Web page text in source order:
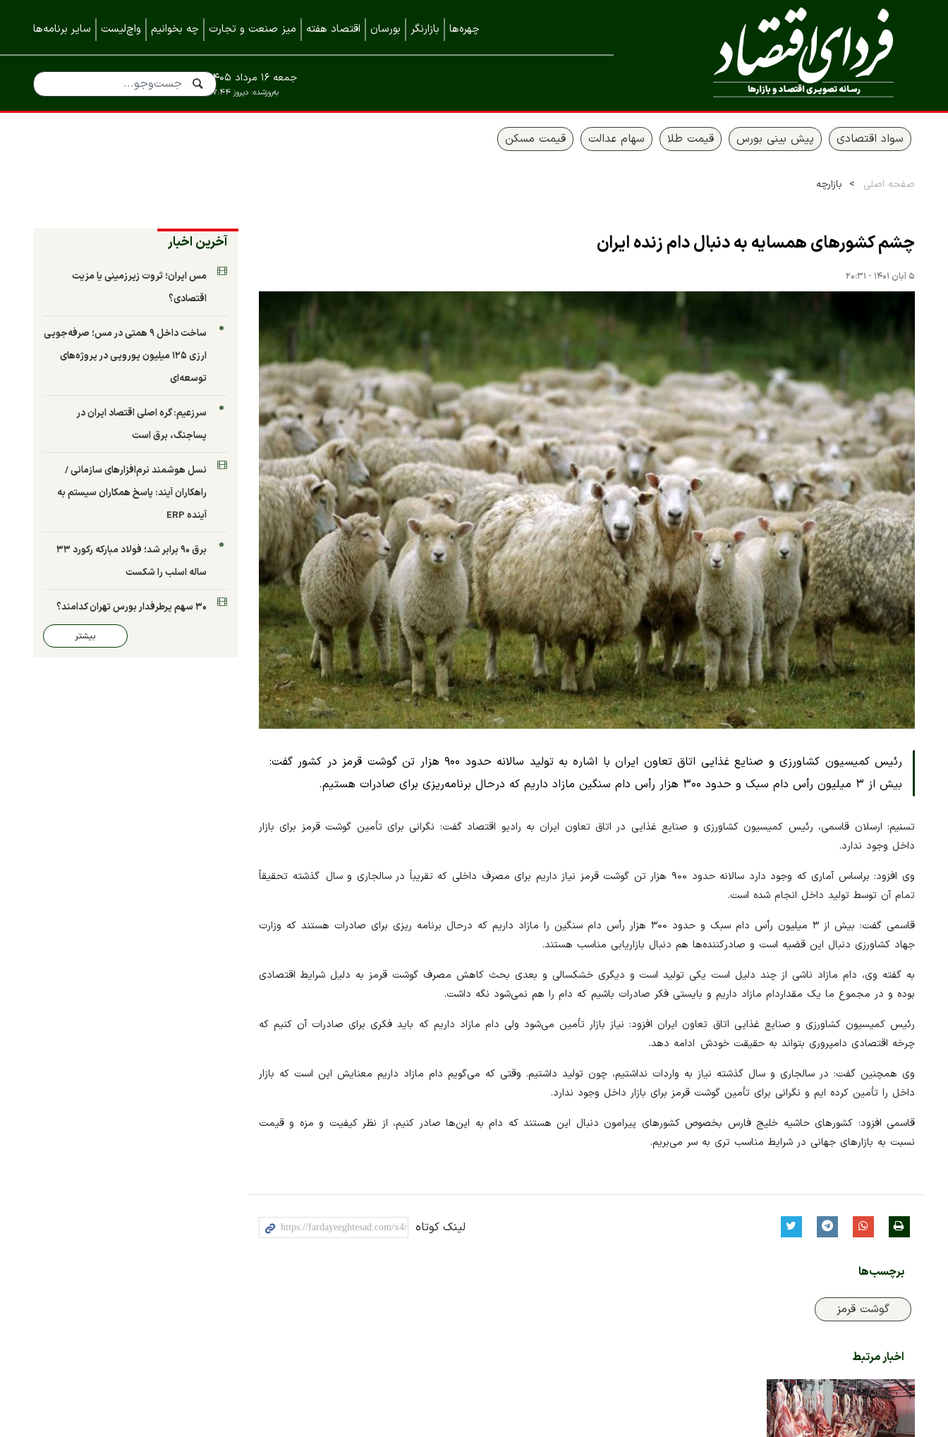
چهره‌ها بازارنگر بورسان اقتصاد هفته میز صنعت و تجارت چه بخوانیم واچ‌لیست سایر برنامه‌ها
به‌روزشده: دیروز ۱۷:۴۴
جمعه ۱۶ مرداد ۱۴۰۵
سواد اقتصادی پیش بینی بورس قیمت طلا سهام عدالت قیمت مسکن
صفحه اصلی بازارچه
چشم کشورهای همسایه به دنبال دام زنده ایران
۵ آبان ۱۴۰۱ - ۲۰:۳۱
رئیس کمیسیون کشاورزی و صنایع غذایی اتاق تعاون ایران با اشاره به تولید سالانه حدود ۹۰۰ هزار تن گوشت قرمز در کشور گفت:
بیش از ۳ میلیون رأس دام سبک و حدود ۳۰۰ هزار رأس دام سنگین مازاد داریم که درحال برنامه‌ریزی برای صادرات هستیم.
تسنیم: ارسلان قاسمی، رئیس کمیسیون کشاورزی و صنایع غذایی در اتاق تعاون ایران به رادیو اقتصاد گفت: نگرانی برای تأمین گوشت قرمز برای بازار
داخل وجود ندارد.
وی افزود: براساس آماری که وجود دارد سالانه حدود ۹۰۰ هزار تن گوشت قرمز نیاز داریم برای مصرف داخلی که تقریباً در سالجاری و سال گذشته تحقیقاً
تمام آن توسط تولید داخل انجام شده است.
قاسمی گفت: بیش از ۳ میلیون رأس دام سبک و حدود ۳۰۰ هزار رأس دام سنگین را مازاد داریم که درحال برنامه ریزی برای صادرات هستند که وزارت
جهاد کشاورزی دنبال این قضیه است و صادرکننده‌ها هم دنبال بازاریابی مناسب هستند.
به گفته وی، دام مازاد ناشی از چند دلیل است یکی تولید است و دیگری خشکسالی و بعدی بحث کاهش مصرف گوشت قرمز به دلیل شرایط اقتصادی
بوده و در مجموع ما یک مقداردام مازاد داریم و بایستی فکر صادرات باشیم که دام را هم نمی‌شود نگه داشت.
رئیس کمیسیون کشاورزی و صنایع غذایی اتاق تعاون ایران افزود: نیاز بازار تأمین می‌شود ولی دام مازاد داریم که باید فکری برای صادرات آن کنیم که
چرخه اقتصادی دامپروری بتواند به حقیقت خودش ادامه دهد.
وی همچنین گفت: در سالجاری و سال گذشته نیاز به واردات نداشتیم، چون تولید داشتیم. وقتی که می‌گویم دام مازاد داریم معنایش این است که بازار
داخل را تأمین کرده ایم و نگرانی برای تأمین گوشت قرمز برای بازار داخل وجود ندارد.
قاسمی افزود: کشورهای حاشیه خلیج فارس بخصوص کشورهای پیرامون دنبال این هستند که دام به این‌ها صادر کنیم، از نظر کیفیت و مزه و قیمت
نسبت به بازارهای جهانی در شرایط مناسب تری به سر می‌بریم.
لینک کوتاه
برچسب‌ها
گوشت قرمز
اخبار مرتبط
آخرین اخبار
مس ایران؛ ثروت زیرزمینی یا مزیت
اقتصادی؟
ساخت داخل ۹ همتی در مس؛ صرفه‌جویی
ارزی ۱۲۵ میلیون یورویی در پروژه‌های
توسعه‌ای
سرزعیم: گره اصلی اقتصاد ایران در
پساجنگ، برق است
نسل هوشمند نرم‌افزارهای سازمانی /
راهکاران آیند: پاسخ همکاران سیستم به
آینده ERP
برق ۹۰ برابر شد؛ فولاد مبارکه رکورد ۳۳
ساله اسلب را شکست
۳۰ سهم پرطرفدار بورس تهران کدامند؟
بیشتر